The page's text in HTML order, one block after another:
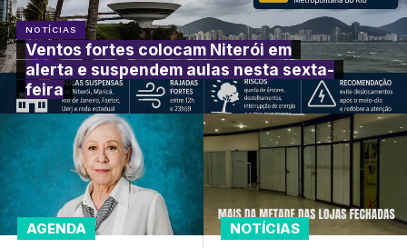
NOTÍCIAS
Ventos fortes colocam Niterói em
alerta e suspendem aulas nesta sexta-
feira
AGENDA NOTÍCIAS